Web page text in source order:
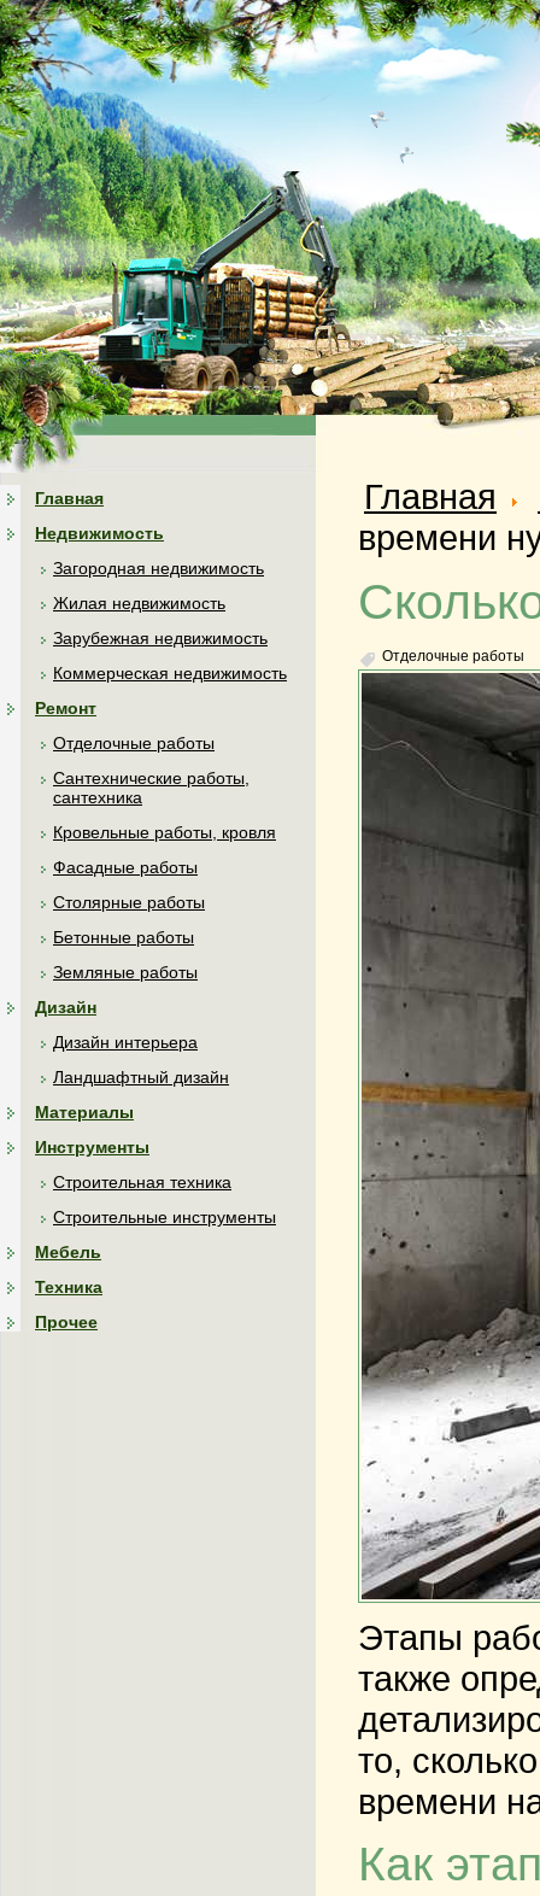
Главная
Недвижимость
Загородная недвижимость
Жилая недвижимость
Зарубежная недвижимость
Коммерческая недвижимость
Ремонт
Отделочные работы
Сантехнические работы,
сантехника
Кровельные работы, кровля
Фасадные работы
Столярные работы
Бетонные работы
Земляные работы
Дизайн
Дизайн интерьера
Ландшафтный дизайн
Материалы
Инструменты
Строительная техника
Строительные инструменты
Мебель
Техника
Прочее
Главная
времени
Отделочные работы
Этапы
также
то,
времени
Как